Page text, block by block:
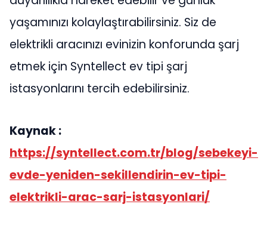
yaşamınızı kolaylaştırabilirsiniz. Siz de
elektrikli aracınızı evinizin konforunda şarj
etmek için Syntellect ev tipi şarj
istasyonlarını tercih edebilirsiniz.
Kaynak :
https://syntellect.com.tr/blog/sebekeyi-
evde-yeniden-sekillendirin-ev-tipi-
elektrikli-arac-sarj-istasyonlari/